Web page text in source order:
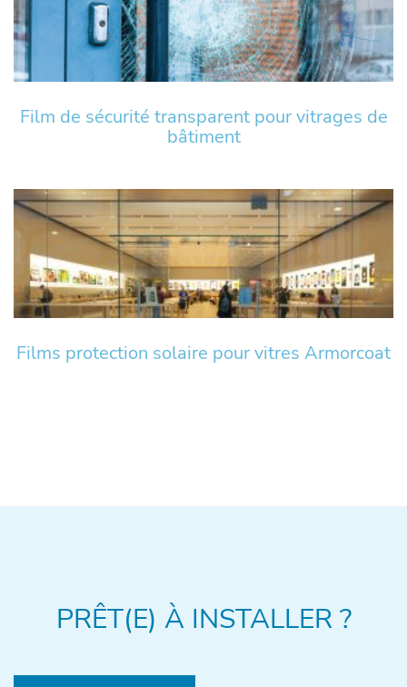
Film de sécurité transparent pour vitrages de
bâtiment
Films protection solaire pour vitres Armorcoat
PRÊT(E) À INSTALLER ?